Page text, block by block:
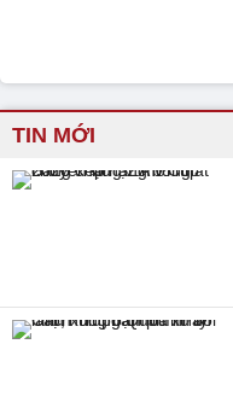
TIN MỚI